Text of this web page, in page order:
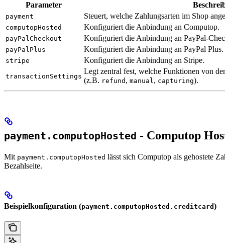
Parameter
payment Steuert, welche Zahlungsarten im Shop
computopHosted Konfiguriert die Anbindung an Computop.
payPalCheckout Konfiguriert die Anbindung an PayPal-
payPalPlus Konfiguriert die Anbindung an PayPal Plus.
stripe Konfiguriert die Anbindung an Stripe.
transactionSettings
Legt zentral fest, welche Funktionen von
(z.B. refund , manual, capturing).
payment.computopHosted - Computop
Mit payment.computopHosted lässt sich Computop als gehostete
Bezahlseite.
Beispielkonfiguration (payment.computopHosted.creditcard )